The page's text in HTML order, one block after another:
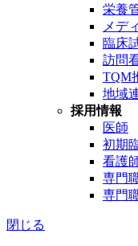
栄養
メデ
臨床
訪問
TQM
地域
採用情報
医師
初期
看護
専門
専門
閉じる